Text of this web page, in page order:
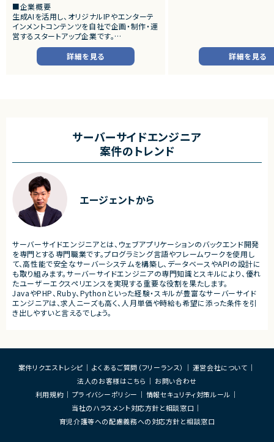
■企業概要
生成AIを活用し、オリジナルIPやエンターテ
インメントコンテンツを自社で企画・制作・運
営するスタートアップ企業です。
音楽・映像・SNSなど複数のメディアを横断
しながら、AIを前提とした新しいエンターテ
インメント体験の創出に取り組んでいます。
・ユーザーがキャラクターと継続的にコミュ
ニケーションを楽しめる新規サービス
・既に展開されているキャラクターIPと連動
し、ユーザーとの関係性を深めるコミュニケ
・音楽、SNS、イベントなどのコンテンツ展開
と連携しながら成長していくエンターテイン
メントサービス
・ユーザーがキャラクターを応援し、愛着を
深めながら長期的に楽しめる体験設計を重
・育成、収集、イベント、コミュニティ形成、課
金設計などを含む次世代型エンターテイン
メントサービス
■業務内容
・新規アプリ―ケーションの企画、要件定義、
仕様設計
・生成AIツールを活用したフル開発及び開発
効率化
・KPI設計およびデータ分析をもとにした改
・課金モデルやマネタイズ戦略の企画・設計
・リリース後も修正等をしやすい開発
AIキャラクターIPを軸とした新規自社サービ
ス開発を加速するため、企画・開発・運営ま
詳細を見る
■想定業務
・顧客・開発チーム間のブリッ
・プロジェクトマネジメント
詳細を見る
サーバーサイドエンジニア
案件のトレンド
エージェントから
サーバーサイドエンジニアとは、ウェブアプリケーションのバックエンド開発
を専門とする専門職業です。プログラミング言語やフレームワークを使用し
て、高性能で安全なサーバーシステムを構築し、データベースやAPIの設計に
も取り組みます。サーバーサイドエンジニアの専門知識とスキルにより、優れ
たユーザーエクスペリエンスを実現する重要な役割を果たします。
JavaやPHP、Ruby、Pythonといった経験・スキルが豊富なサーバーサイド
エンジニアは、求人ニーズも高く、人月単価や時給も希望に添った条件を引
き出しやすいと言えるでしょう。
案件リクエストレシピ よくあるご質問（フリーランス）
運営会社について
法人のお客様はこちら
お問い合わせ
利用規約
プライバシーポリシー
情報セキュリティ対策ルール
当社のハラスメント対応方針と相談窓口
育児介護等への配慮義務への対応方針と相談窓口